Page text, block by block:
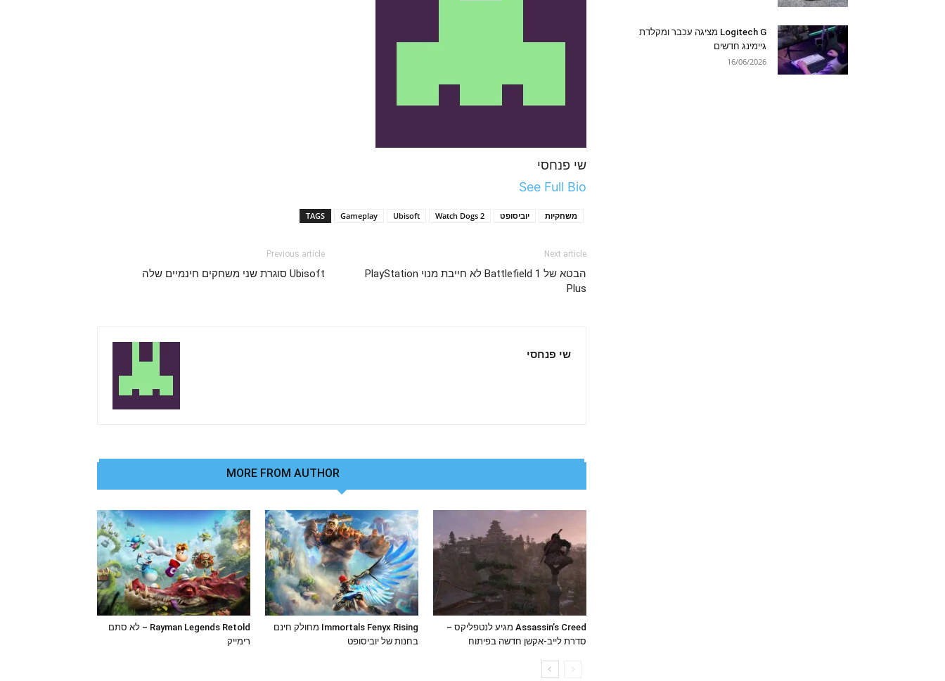
שי פנחסי
See Full Bio
TAGS Gameplay Ubisoft Watch Dogs 2 יוביסופט משחקיות
Previous article
Ubisoft סוגרת שני משחקים חינמיים שלה
Next article
הבטא של Battlefield 1 לא חייבת מנוי PlayStation
Plus
שי פנחסי
MORE FROM AUTHOR
Rayman Legends Retold – לא סתם
רימייק
Immortals Fenyx Rising מחולק חינם
בחנות של יוביסופט
Assassin’s Creed מגיע לנטפליקס –
סדרת לייב-אקשן חדשה בפיתוח
Logitech G מציגה עכבר ומקלדת
גיימינג חדשים
16/06/2026